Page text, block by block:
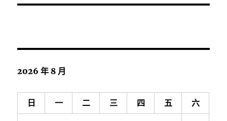
2026 年 8 月
日 一 二 三 四 五 六